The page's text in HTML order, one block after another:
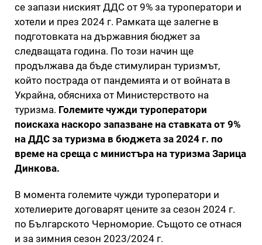
се запази ниският ДДС от 9% за туроператори и
хотели и през 2024 г. Рамката ще залегне в
подготовката на държавния бюджет за
следващата година. По този начин ще
продължава да бъде стимулиран туризмът,
който пострада от пандемията и от войната в
Украйна, обясниха от Министерството на
туризма. Големите чужди туроператори
поискаха наскоро запазване на ставката от 9%
на ДДС за туризма в бюджета за 2024 г. по
време на среща с министъра на туризма Зарица
Динкова.
В момента големите чужди туроператори и
хотелиерите договарят цените за сезон 2024 г.
по Българското Черноморие. Същото се отнася
и за зимния сезон 2023/2024 г.